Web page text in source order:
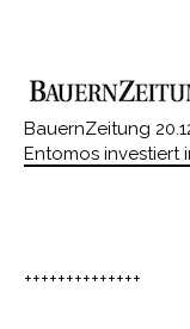
BauernZeitung
Entomos investiert
++++++++++++++